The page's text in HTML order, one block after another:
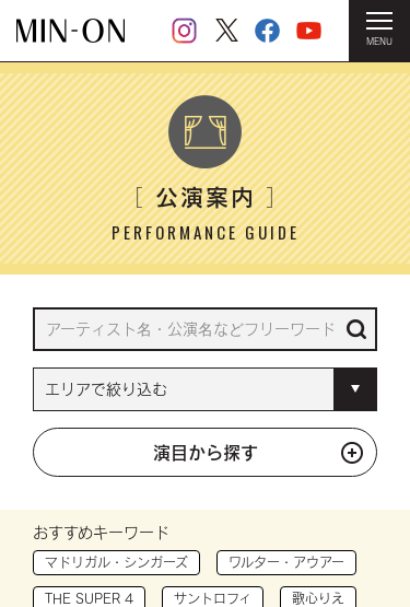
MENU
HOME ＞ 公演案内
［公演案内］
PERFORMANCE GUIDE
演目から探す
おすすめキーワード
マドリガル・シンガーズ ワルター・アウアー
THE SUPER 4 サントロフィ 歌心りえ